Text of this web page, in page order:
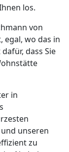
los.
von
egal, wo das in
dass Sie
in
unseren
zu